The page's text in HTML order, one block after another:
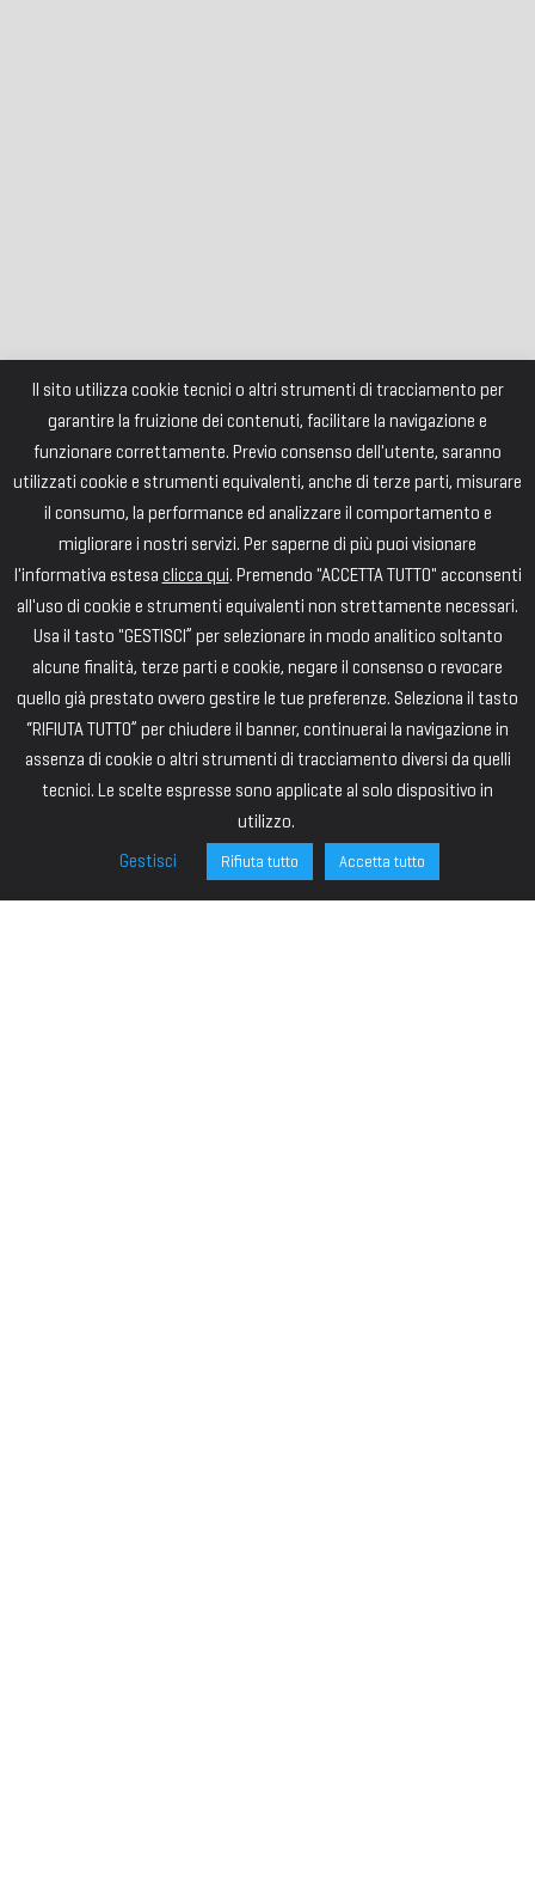
Il sito utilizza cookie tecnici o altri strumenti di tracciamento per
garantire la fruizione dei contenuti, facilitare la navigazione e
funzionare correttamente. Previo consenso dell'utente, saranno
utilizzati cookie e strumenti equivalenti, anche di terze parti, misurare
il consumo, la performance ed analizzare il comportamento e
migliorare i nostri servizi. Per saperne di più puoi visionare
l'informativa estesa clicca qui. Premendo "ACCETTA TUTTO" acconsenti
all'uso di cookie e strumenti equivalenti non strettamente necessari.
Usa il tasto "GESTISCI” per selezionare in modo analitico soltanto
alcune finalità, terze parti e cookie, negare il consenso o revocare
quello già prestato ovvero gestire le tue preferenze. Seleziona il tasto
“RIFIUTA TUTTO” per chiudere il banner, continuerai la navigazione in
assenza di cookie o altri strumenti di tracciamento diversi da quelli
tecnici. Le scelte espresse sono applicate al solo dispositivo in
utilizzo.
Gestisci
Rifiuta tutto Accetta tutto